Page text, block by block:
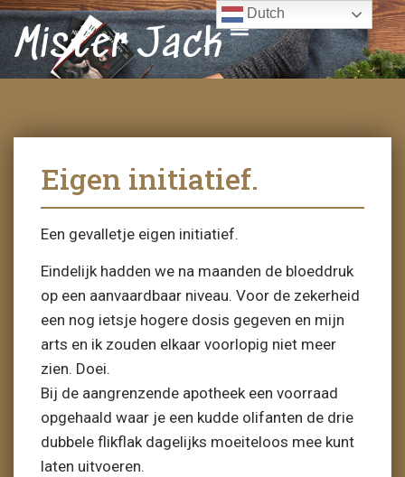
Mister Jack
Eigen initiatief.
Een gevalletje eigen initiatief.
Eindelijk hadden we na maanden de bloeddruk
op een aanvaardbaar niveau. Voor de zekerheid
een nog ietsje hogere dosis gegeven en mijn
arts en ik zouden elkaar voorlopig niet meer
zien. Doei.
Bij de aangrenzende apotheek een voorraad
opgehaald waar je een kudde olifanten de drie
dubbele flikflak dagelijks moeiteloos mee kunt
laten uitvoeren.
Dutch